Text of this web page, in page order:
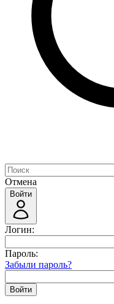
Отмена
Войти
Логин:
Пароль:
Забыли пароль?
Войти